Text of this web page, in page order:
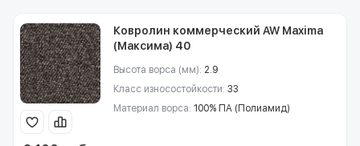
Ковролин коммерческий AW Maxima
(Максима) 40
Высота ворса (мм): 2.9
Класс износостойкости: 33
Материал ворса: 100% ПА (Полиамид)